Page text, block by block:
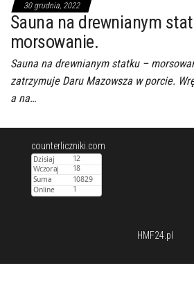
30 grudnia, 2022
Sauna na drewnianym
morsowanie.
Sauna na drewnianym statku –
zatrzymuje Daru Mazowsza w porcie.
a na…
counterliczniki.com
HMF24.pl